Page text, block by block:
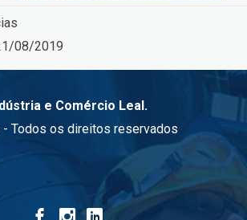
08/2019
e Comércio Leal.
Todos os direitos reservados